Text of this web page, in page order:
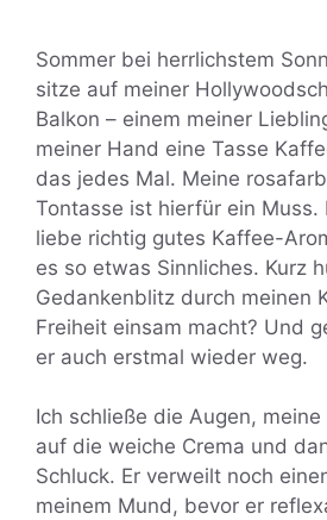
Sommer bei herrlichstem
sitze auf meiner
Balkon – einem meiner
meiner Hand eine Tasse
das jedes Mal. Meine
Tontasse ist hierfür ein Muss.
liebe richtig gutes Kaffee-
es so etwas Sinnliches. Kurz
Gedankenblitz durch meinen
Freiheit einsam macht? Und
er auch erstmal wieder weg.
Ich schließe die Augen,
auf die weiche Crema und
Schluck. Er verweilt noch
meinem Mund, bevor er